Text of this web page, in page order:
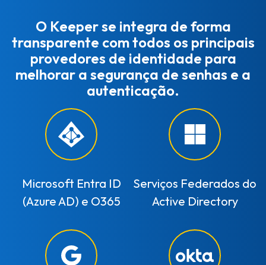
O Keeper se integra de forma
transparente com todos os principais
provedores de identidade para
melhorar a segurança de senhas e a
autenticação.
Microsoft Entra ID
(Azure AD) e O365
Serviços Federados do
Active Directory